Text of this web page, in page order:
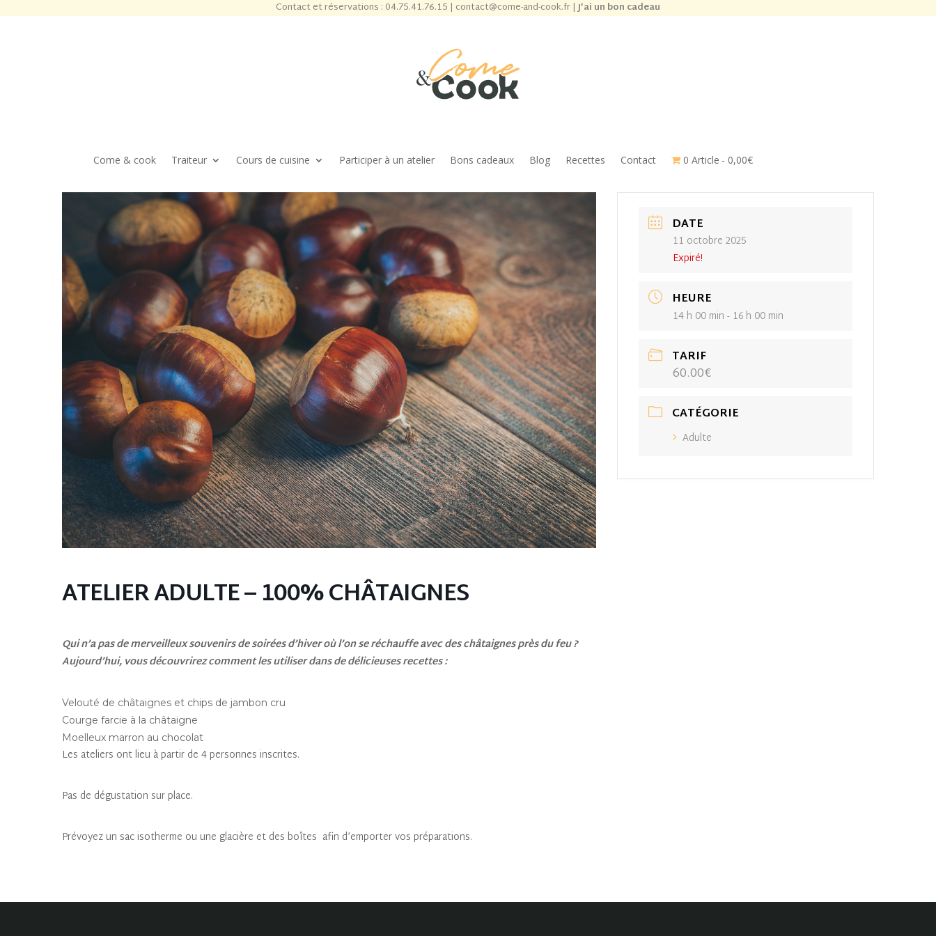
Contact et réservations : 04.75.41.76.15 | contact@come-and-cook.fr|J’ai un bon cadeau
Come & cook Traiteur Cours de cuisine Participer à un atelier Bons cadeaux Blog Recettes Contact 0 Article 0,00€
ATELIER ADULTE – 100% CHÂTAIGNES
Qui n’a pas de merveilleux souvenirs de soirées d’hiver où l’on se réchauffe avec des châtaignes près du feu ?
Aujourd’hui, vous découvrirez comment les utiliser dans de délicieuses recettes :
Velouté de châtaignes et chips de jambon cru
Courge farcie à la châtaigne
Moelleux marron au chocolat
Les ateliers ont lieu à partir de 4 personnes inscrites.
Pas de dégustation sur place.
Prévoyez un sac isotherme ou une glacière et des boîtes afin d’emporter vos préparations.
DATE
11 octobre 2025
Expiré!
HEURE
14 h 00 min - 16 h 00 min
TARIF
60.00€
CATÉGORIE
Adulte